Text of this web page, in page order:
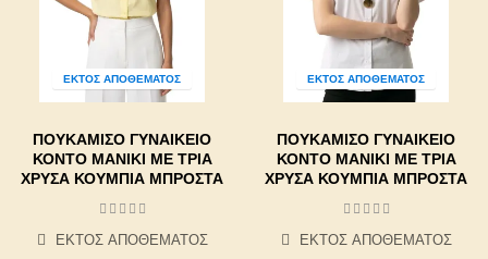
ΕΚΤΌΣ ΑΠΟΘΈΜΑΤΟΣ
ΠΟΥΚΆΜΙΣΟ ΓΥΝΑΙΚΕΊΟ
ΚΟΝΤΌ ΜΑΝΊΚΙ ΜΕ ΤΡΊΑ
ΧΡΥΣΆ ΚΟΥΜΠΙΆ ΜΠΡΟΣΤΆ
ΕΚΤΌΣ ΑΠΟΘΈΜΑΤΟΣ
ΕΚΤΌΣ ΑΠΟΘΈΜΑΤΟΣ
ΠΟΥΚΆΜΙΣΟ ΓΥΝΑΙΚΕΊΟ
ΚΟΝΤΌ ΜΑΝΊΚΙ ΜΕ ΤΡΊΑ
ΧΡΥΣΆ ΚΟΥΜΠΙΆ ΜΠΡΟΣΤΆ
ΕΚΤΌΣ ΑΠΟΘΈΜΑΤΟΣ